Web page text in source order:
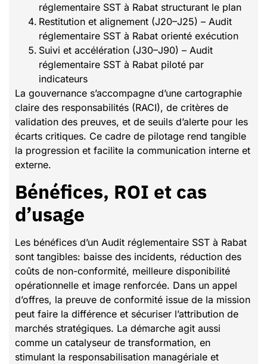
réglementaire SST à Rabat structurant le plan
Restitution et alignement (J20–J25) – Audit
réglementaire SST à Rabat orienté exécution
Suivi et accélération (J30–J90) – Audit
réglementaire SST à Rabat piloté par
indicateurs
La gouvernance s’accompagne d’une cartographie
claire des responsabilités (RACI), de critères de
validation des preuves, et de seuils d’alerte pour les
écarts critiques. Ce cadre de pilotage rend tangible
la progression et facilite la communication interne et
externe.
Bénéfices, ROI et cas
d’usage
Les bénéfices d’un Audit réglementaire SST à Rabat
sont tangibles: baisse des incidents, réduction des
coûts de non-conformité, meilleure disponibilité
opérationnelle et image renforcée. Dans un appel
d’offres, la preuve de conformité issue de la mission
peut faire la différence et sécuriser l’attribution de
marchés stratégiques. La démarche agit aussi
comme un catalyseur de transformation, en
stimulant la responsabilisation managériale et